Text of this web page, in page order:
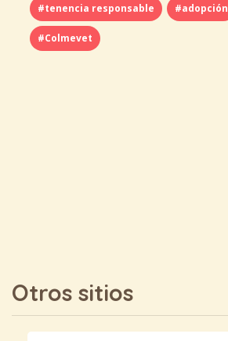
#tenencia responsable #adopción
#Colmevet
Otros sitios